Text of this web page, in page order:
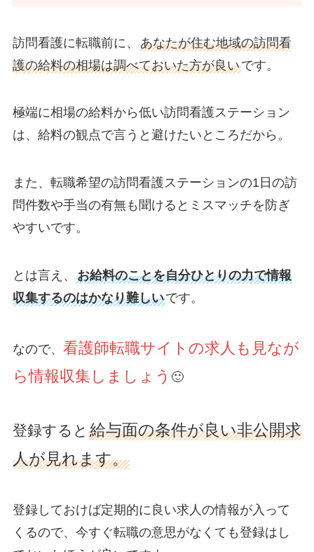
訪問看護に転職前に、 あなたが住む地域の訪問看
護の給料の相場は調べておいた方が良いです。
極端に相場の給料から低い訪問看護ステーション
は、給料の観点で言うと避けたいところだから。
また、転職希望の訪問看護ステーションの1日の訪
問件数や手当の有無も聞けるとミスマッチを防ぎ
やすいです。
とは言え、 お給料のことを自分ひとりの力で情報
収集するのはかなり難しいです。
なので、 看護師転職サイトの求人も見なが
ら情報収集しましょう 🙂
登録すると 給与面の条件が良い非公開求
人が見れます。
登録しておけば定期的に良い求人の情報が入って
くるので、今すぐ転職の意思がなくても登録はし